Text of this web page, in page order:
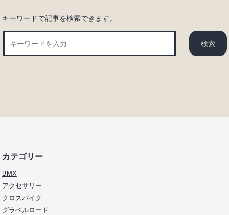
キーワードで記事を検索できます。
カテゴリー
BMX
アクセサリー
クロスバイク
グラベルロード